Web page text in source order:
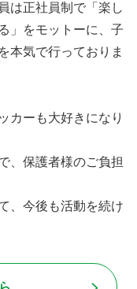
は正社員制で「楽し
」をモットーに、子
本気で行っておりま
カーも大好きになり
、保護者様のご負担
、今後も活動を続け